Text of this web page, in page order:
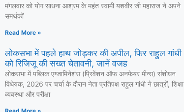
मंगलवार को योग साधना आश्रम के महंत स्वामी यशवीर जी महाराज ने अपने
समर्थकों
Read More »
लोकसभा में पहले हाथ जोड़कर की अपील, फिर राहुल गांधी
को रिजिजू की सख्त चेतावनी, जानें वजह
लोकसभा में पब्लिक एग्जामिनेशंस (प्रिवेंशन ऑफ अनफेयर मीन्स) संशोधन
विधेयक, 2026 पर चर्चा के दौरान नेता प्रतिपक्ष राहुल गांधी ने छात्रों, शिक्षा
व्यवस्था और परीक्षा
Read More »